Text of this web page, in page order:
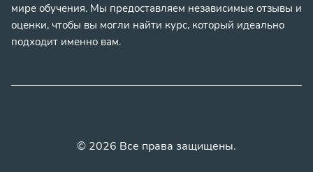
мире обучения. Мы предоставляем независимые отзывы и
оценки, чтобы вы могли найти курс, который идеально
подходит именно вам.
© 2026 Все права защищены.